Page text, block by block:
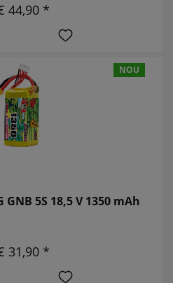
44,90 *
NOU
5S 18,5 V 1350 mAh
31,90 *